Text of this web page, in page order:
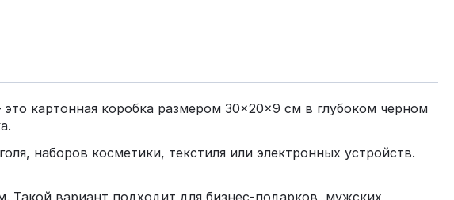
картонная коробка размером 30×20×9 см в глубоком черном
наборов косметики, текстиля или электронных устройств.
вариант подходит для бизнес-подарков, мужских